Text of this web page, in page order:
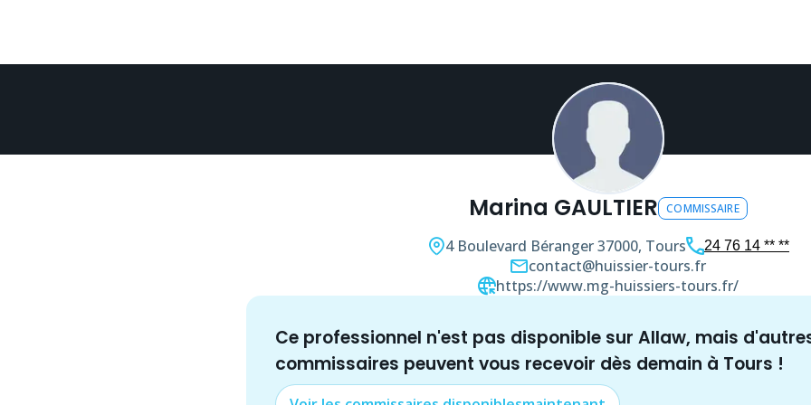
Marina GAULTIER COMMISSAIRE
4 Boulevard Béranger37000, Tours 24 76 14 ** **
contact@huissier-tours.fr
https://www.mg-huissiers-tours.fr/
Ce professionnel n'est pas disponible sur Allaw, mais
commissaires peuvent vous recevoir dès demain à Tours !